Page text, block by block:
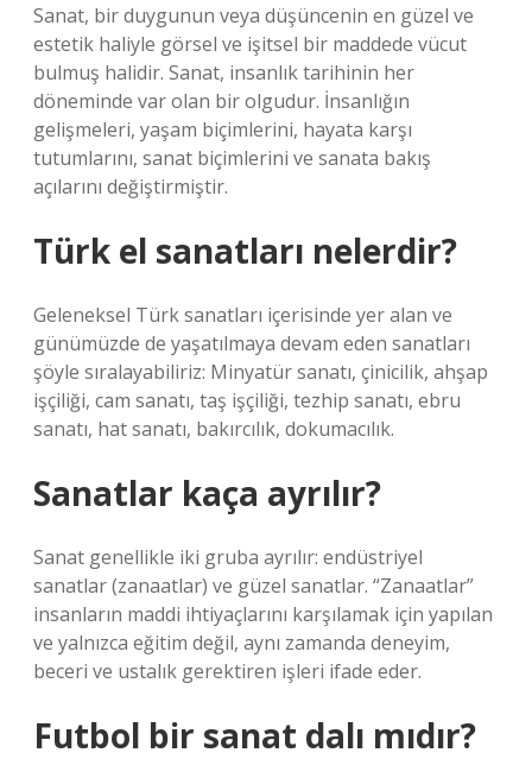
Sanat, bir duygunun veya düşüncenin en güzel ve
estetik haliyle görsel ve işitsel bir maddede vücut
bulmuş halidir. Sanat, insanlık tarihinin her
döneminde var olan bir olgudur. İnsanlığın
gelişmeleri, yaşam biçimlerini, hayata karşı
tutumlarını, sanat biçimlerini ve sanata bakış
açılarını değiştirmiştir.
Türk el sanatları nelerdir?
Geleneksel Türk sanatları içerisinde yer alan ve
günümüzde de yaşatılmaya devam eden sanatları
şöyle sıralayabiliriz: Minyatür sanatı, çinicilik, ahşap
işçiliği, cam sanatı, taş işçiliği, tezhip sanatı, ebru
sanatı, hat sanatı, bakırcılık, dokumacılık.
Sanatlar kaça ayrılır?
Sanat genellikle iki gruba ayrılır: endüstriyel
sanatlar (zanaatlar) ve güzel sanatlar. “Zanaatlar”
insanların maddi ihtiyaçlarını karşılamak için yapılan
ve yalnızca eğitim değil, aynı zamanda deneyim,
beceri ve ustalık gerektiren işleri ifade eder.
Futbol bir sanat dalı mıdır?